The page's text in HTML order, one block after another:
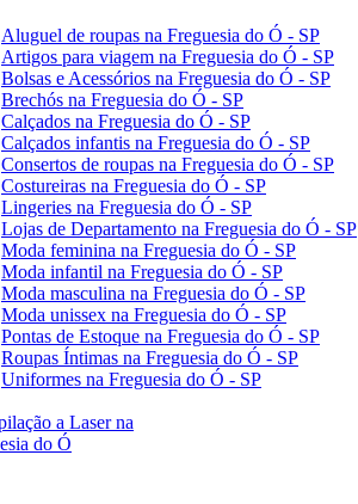
Aluguel de roupas na Freguesia do Ó - SP
Artigos para viagem na Freguesia do Ó - SP
Bolsas e Acessórios na Freguesia do Ó - SP
Brechós na Freguesia do Ó - SP
Calçados na Freguesia do Ó - SP
Calçados infantis na Freguesia do Ó - SP
Consertos de roupas na Freguesia do Ó - SP
Costureiras na Freguesia do Ó - SP
Lingeries na Freguesia do Ó - SP
Lojas de Departamento na Freguesia do Ó - SP
Moda feminina na Freguesia do Ó - SP
Moda infantil na Freguesia do Ó - SP
Moda masculina na Freguesia do Ó - SP
Moda unissex na Freguesia do Ó - SP
Pontas de Estoque na Freguesia do Ó - SP
Roupas Íntimas na Freguesia do Ó - SP
Uniformes na Freguesia do Ó - SP